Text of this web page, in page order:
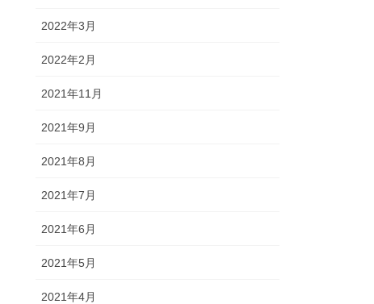
2022年3月
2022年2月
2021年11月
2021年9月
2021年8月
2021年7月
2021年6月
2021年5月
2021年4月